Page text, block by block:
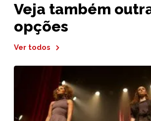
Veja também
opções
Ver todos